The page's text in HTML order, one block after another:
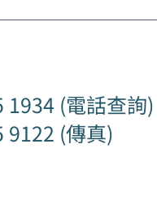
1934 (電話查詢)
9122 (傳真)